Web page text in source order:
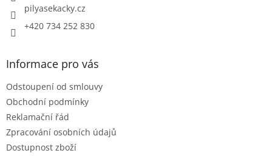
pilyasekacky.cz
+420 734 252 830
Informace pro vás
Odstoupení od smlouvy
Obchodní podmínky
Reklamační řád
Zpracování osobních údajů
Dostupnost zboží